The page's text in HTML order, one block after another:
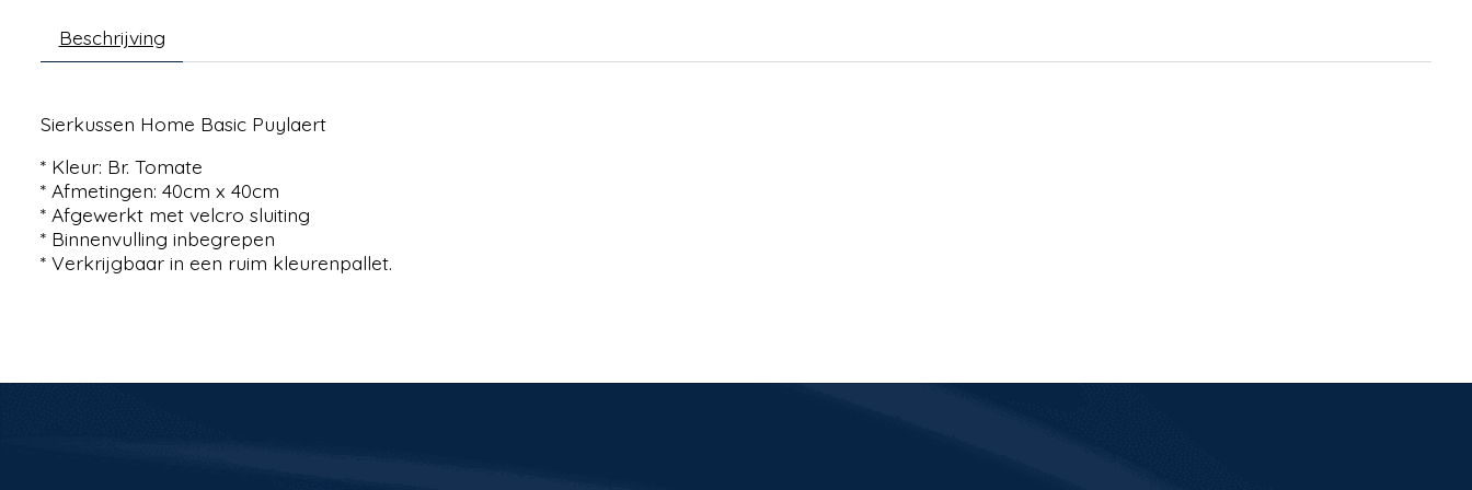
Beschrijving
Sierkussen Home Basic Puylaert
* Kleur: Br. Tomate
* Afmetingen: 40cm x 40cm
* Afgewerkt met velcro sluiting
* Binnenvulling inbegrepen
* Verkrijgbaar in een ruim kleurenpallet.